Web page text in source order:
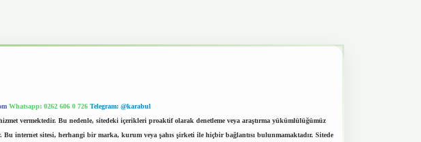
Whatsapp: 0262 606 0 726 Telegram: @karabul
vermektedir. Bu nedenle, sitedeki içerikleri proaktif olarak denetleme veya araştırma yükümlülüğümüz
internet sitesi, herhangi bir marka, kurum veya şahıs şirketi ile hiçbir bağlantısı bulunmamaktadır. Sitede